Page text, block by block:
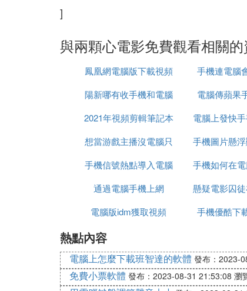
]
與兩顆心電影免費觀看相關
鳳凰網電腦版下載視頻
怎麼下載視頻怎麼下載
手機連電腦
陽新哪有收手機和電腦
的
電腦傳蘋果
2021年視頻剪輯筆記本
電腦推薦
電腦上發快
發
想當游戲主播沒電腦只
有一台手機
手機圖片懸
腦一
手機信號熱點導入電腦
手機如何在
機通訊
通過電腦手機上網
懸疑電影囚
觀看
電腦版idm獲取視頻
手機優酷下
熱點內容
電腦上怎麼下載班智達的軟體 發布：2023-
免費小票軟體 發布：2023-08-31 21:53:08 瀏